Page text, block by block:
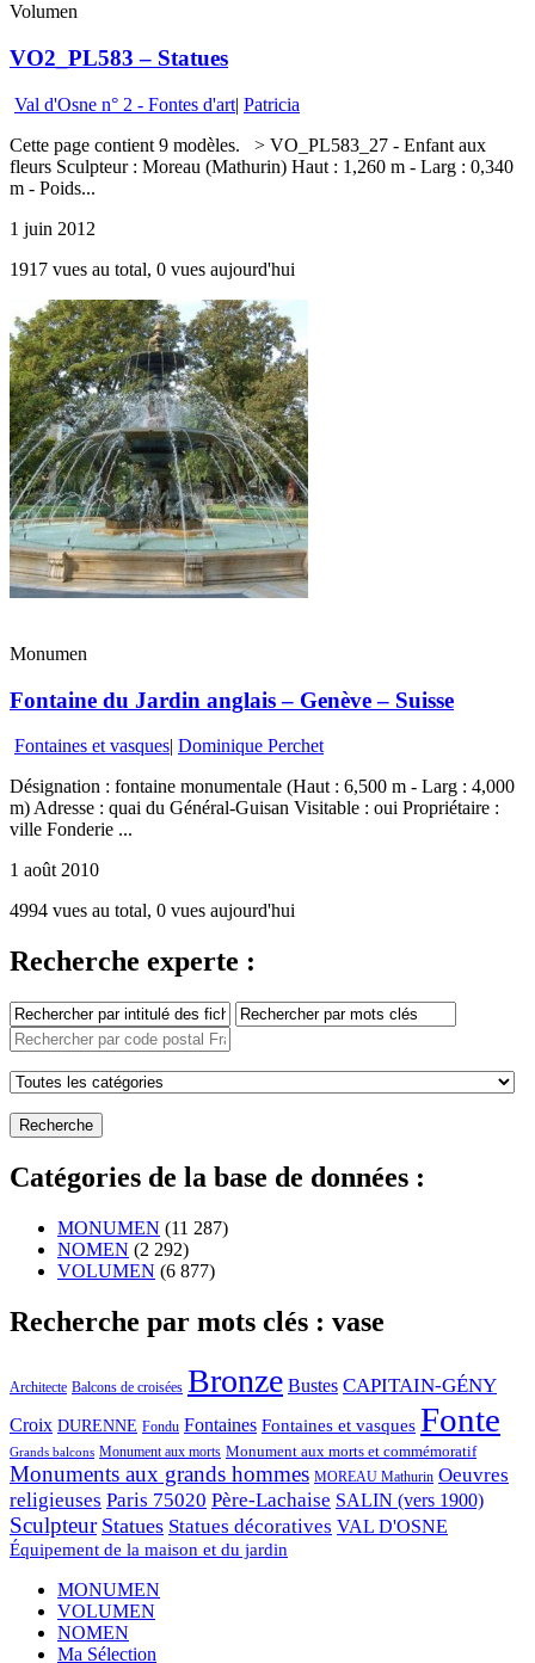
Volumen
VO2_PL583 – Statues
Val d'Osne n° 2 - Fontes d'art| Patricia
Cette page contient 9 modèles. > VO_PL583_27 - Enfant aux
fleurs Sculpteur : Moreau (Mathurin) Haut : 1,260 m - Larg : 0,340
m - Poids...
1 juin 2012
1917 vues au total, 0 vues aujourd'hui
Monumen
Fontaine du Jardin anglais – Genève – Suisse
Fontaines et vasques| Dominique Perchet
Désignation : fontaine monumentale (Haut : 6,500 m - Larg : 4,000
m) Adresse : quai du Général-Guisan Visitable : oui Propriétaire :
ville Fonderie ...
1 août 2010
4994 vues au total, 0 vues aujourd'hui
Recherche experte :
Catégories de la base de données :
MONUMEN (11 287)
NOMEN (2 292)
VOLUMEN (6 877)
Recherche par mots clés : vase
Architecte Balcons de croisées Bronze Bustes CAPITAIN-GÉNY
Croix DURENNE Fondu Fontaines Fontaines et vasques Fonte
Grands balcons Monument aux morts Monument aux morts et commémoratif
Monuments aux grands hommes MOREAU Mathurin Oeuvres
religieuses Paris 75020 Père-Lachaise SALIN (vers 1900)
Sculpteur Statues Statues décoratives VAL D'OSNE
Équipement de la maison et du jardin
MONUMEN
VOLUMEN
NOMEN
Ma Sélection